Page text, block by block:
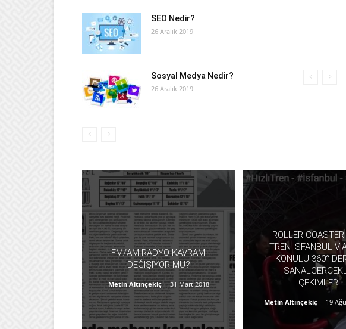
SEO Nedir?
26 Aralık 2019
Sosyal Medya Nedir?
26 Aralık 2019
FM/AM RADYO KAVRAMI
DEĞIŞIYOR MU?
Metin Altınçekiç - 31 Mart 2018
ROLLER
TREN İSFANBUL
KONULU 360°
ÇEKIMLERI
Metin Altınçekiç - 19